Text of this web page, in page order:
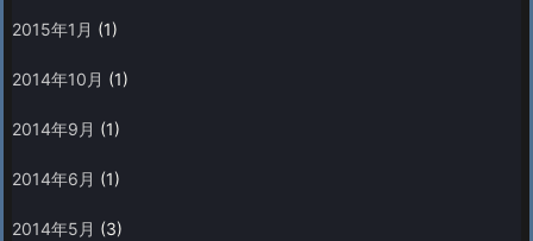
2015年1月 (1)
2014年10月 (1)
2014年9月 (1)
2014年6月 (1)
2014年5月 (3)